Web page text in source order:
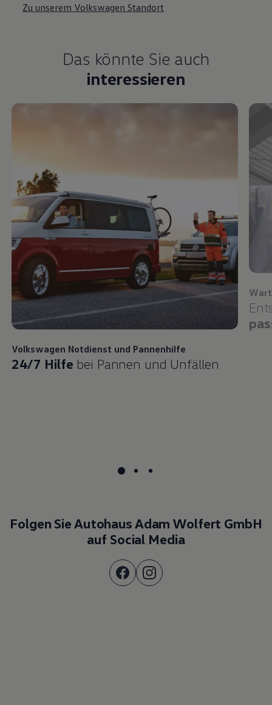
Zu unserem Volkswagen Standort
Das könnte Sie auch
interessieren
Volkswagen Notdienst und Pannenhilfe
24/7 Hilfe bei Pannen und Unfällen
Folgen Sie Autohaus Adam Wolfert GmbH
auf Social Media